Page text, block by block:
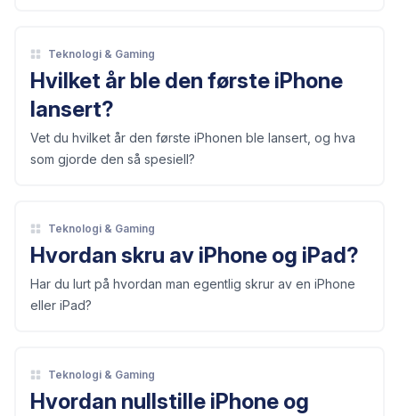
Teknologi & Gaming
Hvilket år ble den første iPhone
lansert?
Vet du hvilket år den første iPhonen ble lansert, og hva
som gjorde den så spesiell?
Teknologi & Gaming
Hvordan skru av iPhone og iPad?
Har du lurt på hvordan man egentlig skrur av en iPhone
eller iPad?
Teknologi & Gaming
Hvordan nullstille iPhone og